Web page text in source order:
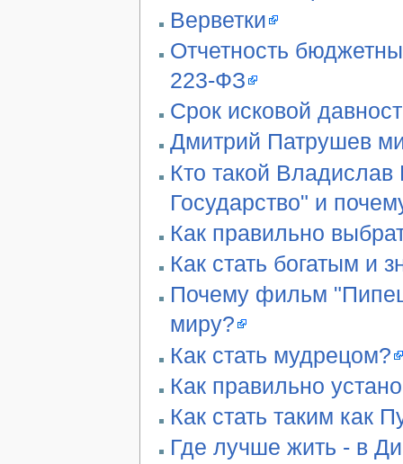
Верветки
Отчетность
223-ФЗ
Срок исковой
Дмитрий Патрушев
Кто такой
Государство" и
Как правильно
Как стать богатым и
Почему фильм
миру?
Как стать мудрецом?
Как правильно
Как стать таким как
Где лучше жить - в